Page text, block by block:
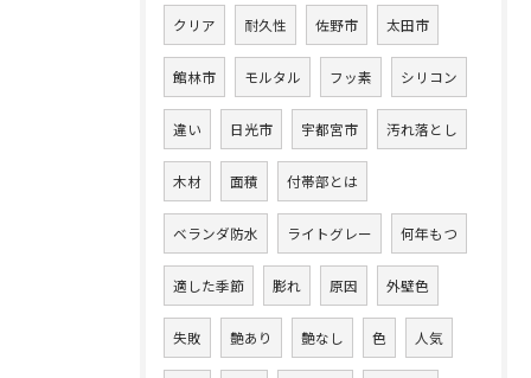
クリア 耐久性 佐野市 太田市
館林市 モルタル フッ素 シリコン
違い 日光市 宇都宮市 汚れ落とし
木材 面積 付帯部とは
ベランダ防水 ライトグレー 何年もつ
適した季節 膨れ 原因 外壁色
失敗 艶あり 艶なし 色 人気